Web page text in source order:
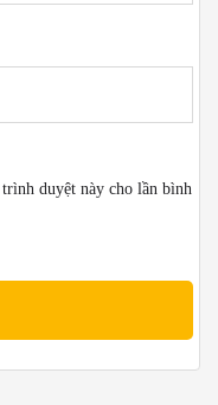
duyệt này cho lần bình